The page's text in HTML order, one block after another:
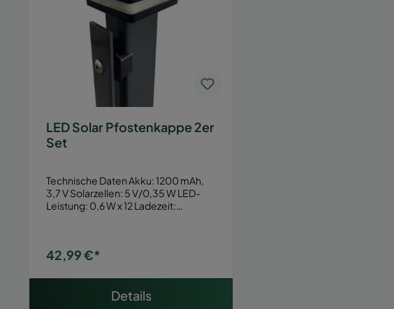
LED Solar Pfostenkappe 2er
Set
Technische Daten Akku: 1200 mAh,
3,7 V Solarzellen: 5 V/0,35 W LED-
Leistung: 0,6 W x 12 Ladezeit:…
42,99 €*
Details